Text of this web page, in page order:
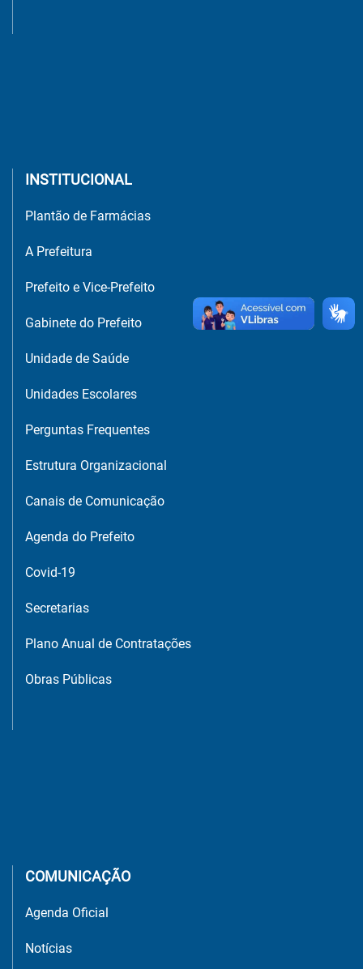
INSTITUCIONAL
Plantão de Farmácias
A Prefeitura
Prefeito e Vice-Prefeito
Gabinete do Prefeito
Unidade de Saúde
Unidades Escolares
Perguntas Frequentes
Estrutura Organizacional
Canais de Comunicação
Agenda do Prefeito
Covid-19
Secretarias
Plano Anual de Contratações
Obras Públicas
COMUNICAÇÃO
Agenda Oficial
Notícias